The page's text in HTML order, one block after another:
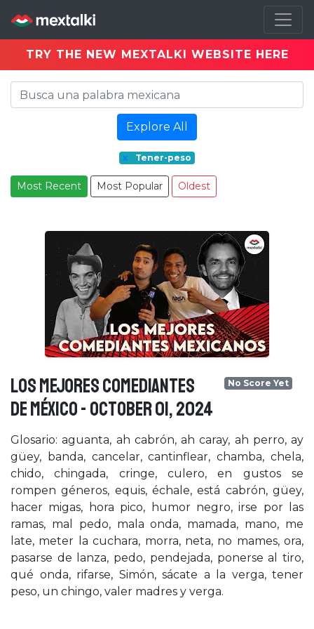
TRY THE NEW MEXTALKI WEBSITE HERE
Explore All
x Tener-peso
Most Recent Most Popular Oldest
LOS MEJORES COMEDIANTES
DE MÉXICO - October 01, 2024
No Score Yet
Glosario: aguanta, ah cabrón, ah caray, ah perro, ay
güey, banda, cancelar, cantinflear, chamba, chela,
chido, chingada, cringe, culero, en gustos se
rompen géneros, equis, échale, está cabrón, güey,
hacer migas, hora pico, humor negro, irse por las
ramas, mal pedo, mala onda, mamada, mano, me
late, meter la cuchara, morra, neta, no mames, ora,
pasarse de lanza, pedo, pendejada, ponerse al tiro,
qué onda, rifarse, Simón, sácate a la verga, tener
peso, un chingo, valer madres y verga.